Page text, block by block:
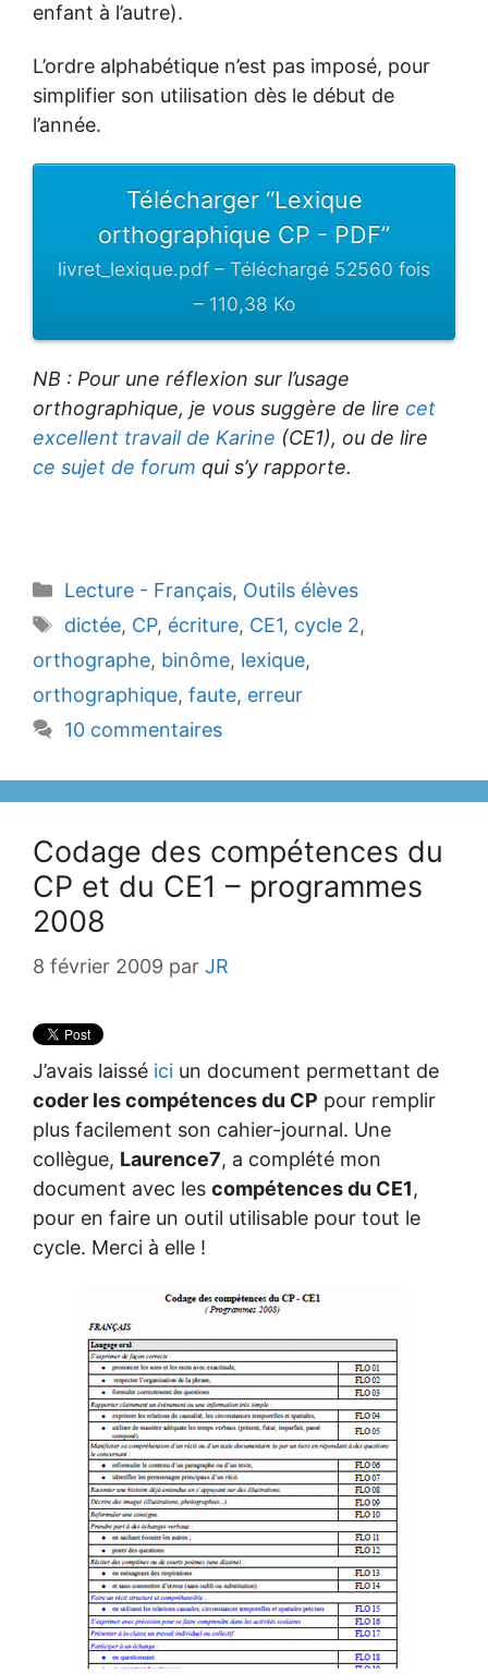
enfant à l’autre).
L’ordre alphabétique n’est pas imposé, pour
simplifier son utilisation dès le début de
l’année.
Télécharger “Lexique
orthographique CP - PDF”
livret_lexique.pdf – Téléchargé 52560 fois
– 110,38 Ko
NB : Pour une réflexion sur l’usage
orthographique, je vous suggère de lire cet
excellent travail de Karine (CE1), ou de lire
ce sujet de forum qui s’y rapporte.
Catégories
Lecture - Français, Outils élèves
Étiquettes
dictée, CP, écriture, CE1, cycle 2,
orthographe, binôme, lexique,
orthographique, faute, erreur
10 commentaires
Codage des compétences du
CP et du CE1 – programmes
2008
8 février 2009 par JR
J’avais laissé ici un document permettant de
coder les compétences du CP pour remplir
plus facilement son cahier-journal. Une
collègue, Laurence7, a complété mon
document avec les compétences du CE1,
pour en faire un outil utilisable pour tout le
cycle. Merci à elle !